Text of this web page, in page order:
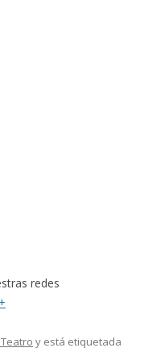
redes
y está etiquetada